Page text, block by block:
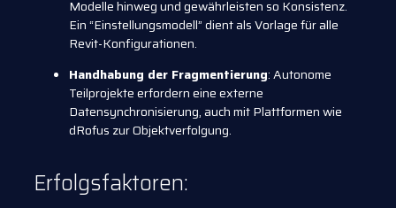
Modelle hinweg und gewährleisten so Konsistenz.
Ein “Einstellungsmodell” dient als Vorlage für alle
Revit-Konfigurationen.
Handhabung der Fragmentierung: Autonome
Teilprojekte erfordern eine externe
Datensynchronisierung, auch mit Plattformen wie
dRofus zur Objektverfolgung.
Erfolgsfaktoren: